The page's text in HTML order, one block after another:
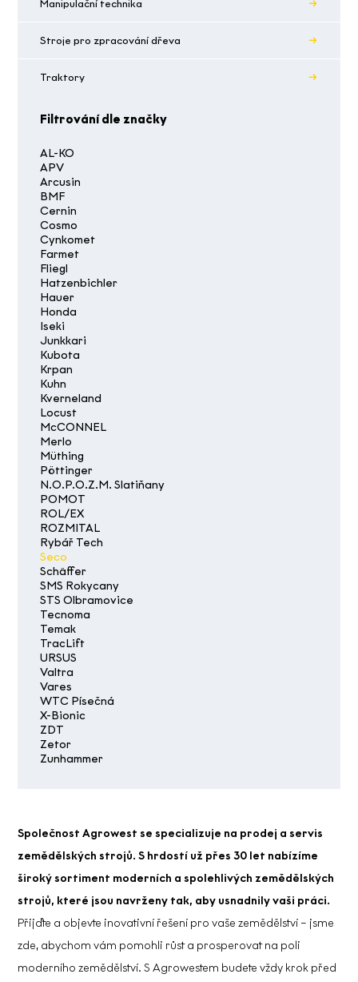
Manipulační technika
Stroje pro zpracování dřeva
Traktory
Filtrování dle značky
AL-KO
APV
Arcusin
BMF
Cernin
Cosmo
Cynkomet
Farmet
Fliegl
Hatzenbichler
Hauer
Honda
Iseki
Junkkari
Kubota
Krpan
Kuhn
Kverneland
Locust
McCONNEL
Merlo
Müthing
Pöttinger
N.O.P.O.Z.M. Slatiňany
POMOT
ROL/EX
ROZMITAL
Rybář Tech
Seco
Schäffer
SMS Rokycany
STS Olbramovice
Tecnoma
Temak
TracLift
URSUS
Valtra
Vares
WTC Písečná
X-Bionic
ZDT
Zetor
Zunhammer
Společnost Agrowest se specializuje na prodej a servis
zemědělských strojů. S hrdostí už přes 30 let nabízíme
široký sortiment moderních a spolehlivých zemědělských
strojů, které jsou navrženy tak, aby usnadnily vaši práci.
Přijďte a objevte inovativní řešení pro vaše zemědělství – jsme
zde, abychom vám pomohli růst a prosperovat na poli
moderního zemědělství. S Agrowestem budete vždy krok před